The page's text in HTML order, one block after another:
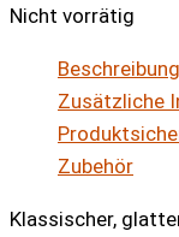
Nicht vorrätig
Beschreibung
Zusätzliche
Zubehör
Klassischer,